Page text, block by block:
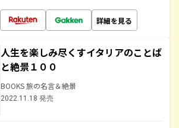
詳細を見る
人生を楽しみ尽くすイタリアのことば
と絶景１００
BOOKS 旅の名言＆絶景
2022.11.18 発売